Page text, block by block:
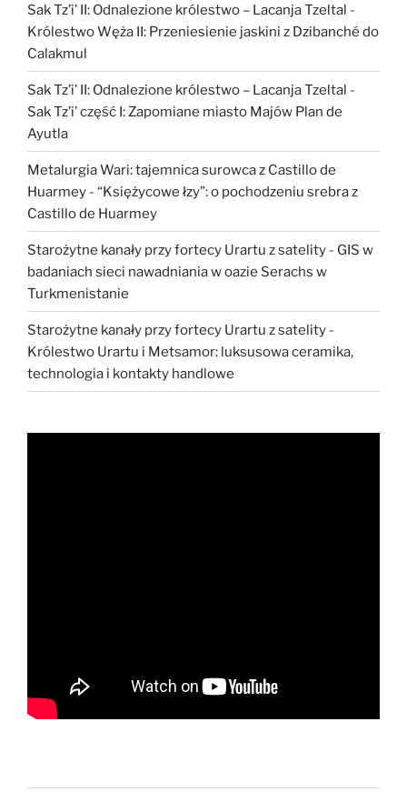
Sak Tz’i’ II: Odnalezione królestwo – Lacanja Tzeltal -
Królestwo Węża II: Przeniesienie jaskini z Dzibanché do
Calakmul
Sak Tz’i’ II: Odnalezione królestwo – Lacanja Tzeltal -
Sak Tz’i’ część I: Zapomiane miasto Majów Plan de
Ayutla
Metalurgia Wari: tajemnica surowca z Castillo de
Huarmey - “Księżycowe łzy”: o pochodzeniu srebra z
Castillo de Huarmey
Starożytne kanały przy fortecy Urartu z satelity - GIS w
badaniach sieci nawadniania w oazie Serachs w
Turkmenistanie
Starożytne kanały przy fortecy Urartu z satelity -
Królestwo Urartu i Metsamor: luksusowa ceramika,
technologia i kontakty handlowe